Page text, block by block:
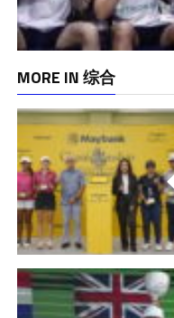
MORE IN 综合